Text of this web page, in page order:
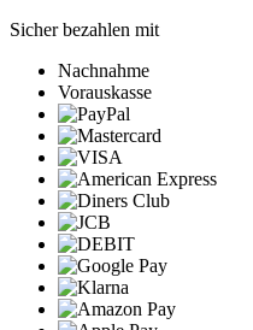
Sicher bezahlen mit
Nachnahme
Vorauskasse